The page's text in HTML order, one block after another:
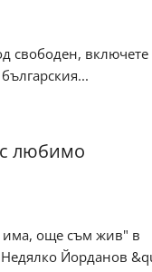
свободен, включете
любимо
има, още съм жив" в
Недялко Йорданов